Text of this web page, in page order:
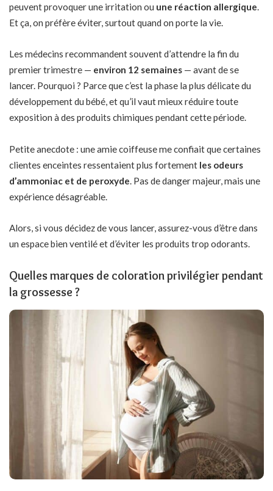
peuvent provoquer une irritation ou une réaction allergique
Et ça, on préfère éviter, surtout quand on porte la vie.
Les médecins recommandent souvent d’attendre la fin du
premier trimestre — environ 12 semaines — avant de se
lancer. Pourquoi ? Parce que c’est la phase la plus délicate du
développement du bébé, et qu’il vaut mieux réduire toute
exposition à des produits chimiques pendant cette période.
Petite anecdote : une amie coiffeuse me confiait que certaines
clientes enceintes ressentaient plus fortement les odeurs
d’ammoniac et de peroxyde . Pas de danger majeur, mais une
expérience désagréable.
Alors, si vous décidez de vous lancer, assurez-vous d’être dans
un espace bien ventilé et d’éviter les produits trop odorants.
Quelles marques de coloration privilégier pendant
la grossesse ?